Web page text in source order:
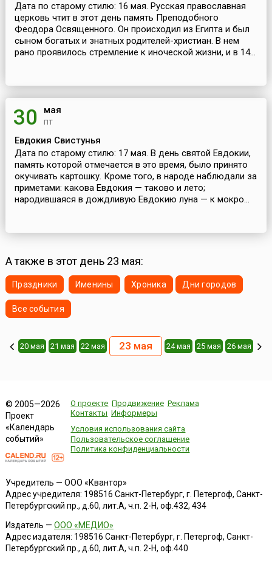
Дата по старому стилю: 16 мая. Русская православная
церковь чтит в этот день память Преподобного
Феодора Освященного. Он происходил из Египта и был
сыном богатых и знатных родителей-христиан. В нем
рано проявилось стремление к иноческой жизни, и в 14...
30 мая
пт
Евдокия Свистунья
Дата по старому стилю: 17 мая. В день святой Евдокии,
память которой отмечается в это время, было принято
окучивать картошку. Кроме того, в народе наблюдали за
приметами: какова Евдокия — таково и лето;
народившаяся в дождливую Евдокию луна — к мокро...
А также в этот день 23 мая:
Праздники Именины Хроника Дни городов
Все события
20 мая 21 мая 22 мая 23 мая 24 мая 25 мая 26 мая
© 2005—2026
Проект
«Календарь
событий»
О проекте Продвижение Реклама
Контакты Информеры
Условия использования сайта
Пользовательское соглашение
Политика конфиденциальности
Учредитель — ООО «Квантор»
Адрес учредителя: 198516 Санкт-Петербург, г. Петергоф, Санкт-
Петербургский пр., д.60, лит.А, ч.п. 2-Н, оф.432, 434
Издатель — ООО «МЕДИО»
Адрес издателя: 198516 Санкт-Петербург, г. Петергоф, Санкт-
Петербургский пр., д.60, лит.А, ч.п. 2-Н, оф.440